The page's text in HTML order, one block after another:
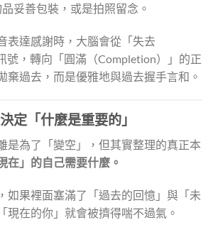
妥善包裝，或是拍照留念。
表達感謝時，大腦會從「失去
號，轉向「圓滿（Completion）」的正
棄過去，而是優雅地與過去握手言和。
定「什麼是重要的」
是為了「變空」，但其實整理的真正本
在」的自己需要什麼。
如果裡面塞滿了「過去的回憶」與「未
現在的你」就會被擠得喘不過氣。